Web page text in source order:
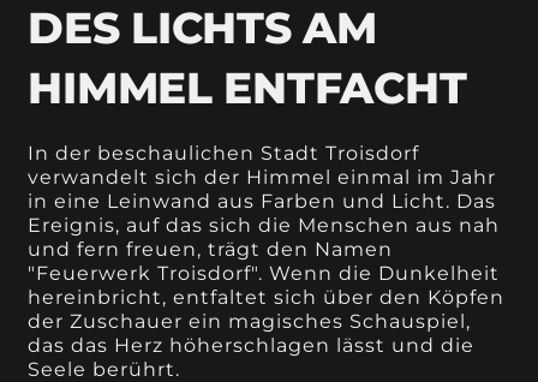
DES LICHTS AM
HIMMEL ENTFACHT
In der beschaulichen Stadt Troisdorf
verwandelt sich der Himmel einmal im Jahr
in eine Leinwand aus Farben und Licht. Das
Ereignis, auf das sich die Menschen aus nah
und fern freuen, trägt den Namen
"Feuerwerk Troisdorf". Wenn die Dunkelheit
hereinbricht, entfaltet sich über den Köpfen
der Zuschauer ein magisches Schauspiel,
das das Herz höherschlagen lässt und die
Seele berührt.